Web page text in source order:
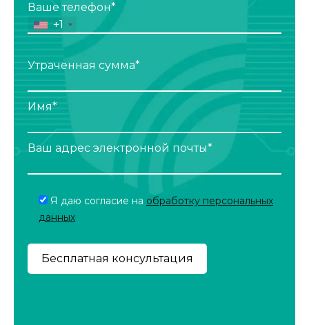
Ваше телефон*
+1
Утраченная сумма*
Имя*
Ваш адрес электронной почты*
Я даю согласие на обработку персональных
данных